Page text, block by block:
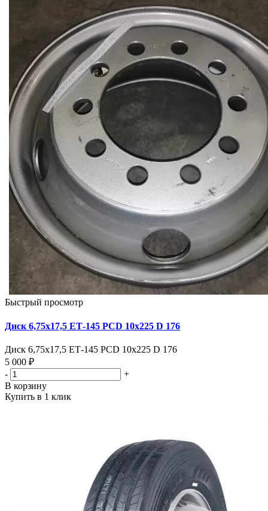
Быстрый просмотр
Диск 6,75х17,5 ЕТ-145 PCD 10x225 D 176
Диск 6,75х17,5 ЕТ-145 PCD 10x225 D 176
5 000 ₽
-
+
В корзину
Купить в 1 клик